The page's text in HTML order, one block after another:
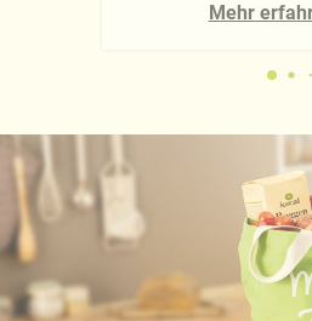
Mehr